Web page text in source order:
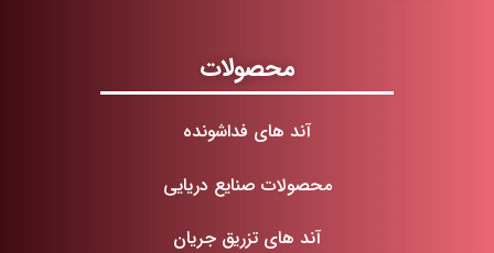
محصولات
آند های فداشونده
محصولات صنایع دریایی
آند های تزریق جریان